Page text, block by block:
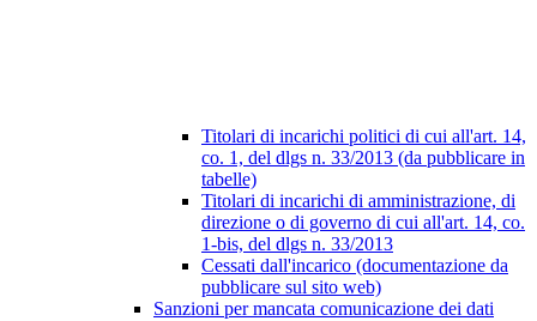
Titolari di incarichi politici di cui all'art. 14,
co. 1, del dlgs n. 33/2013 (da pubblicare in
tabelle)
Titolari di incarichi di amministrazione, di
direzione o di governo di cui all'art. 14, co.
1-bis, del dlgs n. 33/2013
Cessati dall'incarico (documentazione da
pubblicare sul sito web)
Sanzioni per mancata comunicazione dei dati